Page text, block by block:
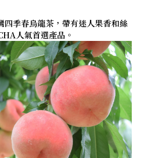
四季春烏龍茶，帶有迷人果香和絲
人氣首選產品。